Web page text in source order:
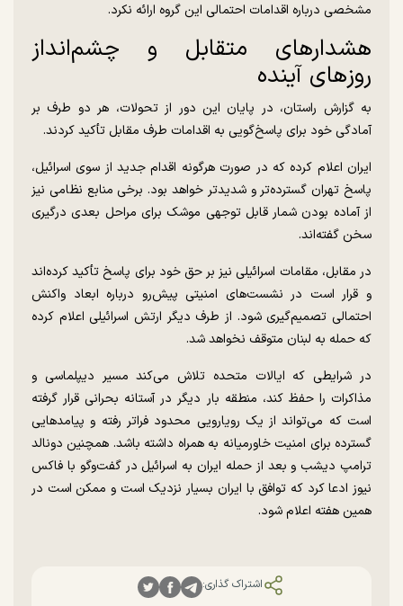
مشخصی درباره اقدامات احتمالی این گروه ارائه نکرد.
هشدار‌های متقابل و چشم‌انداز
روز‌های آینده
به گزارش راستان، در پایان این دور از تحولات، هر دو طرف بر
آمادگی خود برای پاسخ‌گویی به اقدامات طرف مقابل تأکید کردند.
ایران اعلام کرده که در صورت هرگونه اقدام جدید از سوی اسرائیل،
پاسخ تهران گسترده‌تر و شدیدتر خواهد بود. برخی منابع نظامی نیز
از آماده بودن شمار قابل توجهی موشک برای مراحل بعدی درگیری
سخن گفته‌اند.
در مقابل، مقامات اسرائیلی نیز بر حق خود برای پاسخ تأکید کرده‌اند
و قرار است در نشست‌های امنیتی پیش‌رو درباره ابعاد واکنش
احتمالی تصمیم‌گیری شود. از طرف دیگر ارتش اسرائیلی اعلام کرده
که حمله به لبنان متوقف نخواهد شد.
در شرایطی که ایالات متحده تلاش می‌کند مسیر دیپلماسی و
مذاکرات را حفظ کند، منطقه بار دیگر در آستانه بحرانی قرار گرفته
است که می‌تواند از یک رویارویی محدود فراتر رفته و پیامد‌هایی
گسترده برای امنیت خاورمیانه به همراه داشته باشد. همچنین دونالد
ترامپ دیشب و بعد از حمله ایران به اسرائیل در گفت‌و‌گو با فاکس
نیوز ادعا کرد که توافق با ایران بسیار نزدیک است و ممکن است در
همین هفته اعلام شود.
اشتراک گذاری: